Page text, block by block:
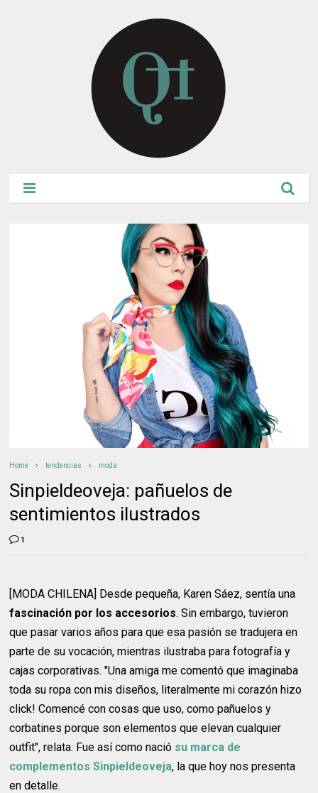
Home tendencias moda
Sinpieldeoveja: pañuelos de
sentimientos ilustrados
1
[MODA CHILENA] Desde pequeña, Karen Sáez, sentía una
fascinación por los accesorios. Sin embargo, tuvieron
que pasar varios años para que esa pasión se tradujera en
parte de su vocación, mientras ilustraba para fotografía y
cajas corporativas. "Una amiga me comentó que imaginaba
toda su ropa con mis diseños, literalmente mi corazón hizo
click! Comencé con cosas que uso, como pañuelos y
corbatines porque son elementos que elevan cualquier
outfit", relata. Fue así como nació su marca de
complementos Sinpieldeoveja, la que hoy nos presenta
en detalle.